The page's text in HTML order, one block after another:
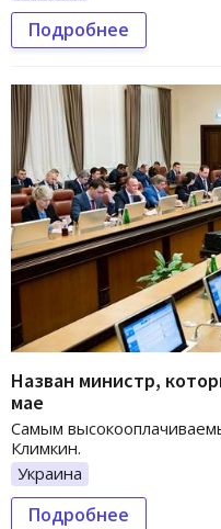
Подробнее
Назван министр,
мае
Самым
Климкин.
Украина
Подробнее